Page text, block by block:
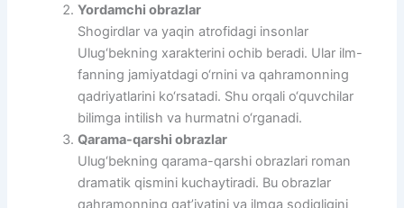
Yordamchi obrazlar
Shogirdlar va yaqin atrofidagi insonlar
Ulug‘bekning xarakterini ochib beradi. Ular ilm-
fanning jamiyatdagi o‘rnini va qahramonning
qadriyatlarini ko‘rsatadi. Shu orqali o‘quvchilar
bilimga intilish va hurmatni o‘rganadi.
Qarama-qarshi obrazlar
Ulug‘bekning qarama-qarshi obrazlari roman
dramatik qismini kuchaytiradi. Bu obrazlar
qahramonning qat’iyatini va ilmga sodiqligini